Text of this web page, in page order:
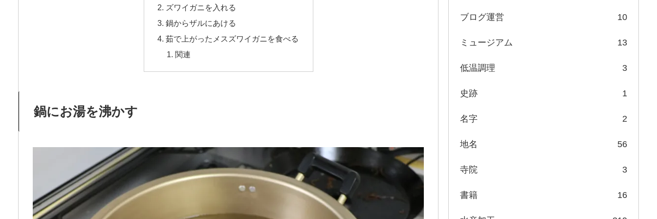
ズワイガニを入れる
鍋からザルにあける
茹で上がったメスズワイガニを食べる
関連
鍋にお湯を沸かす
ブログ運営 10
ミュージアム 13
低温調理 3
史跡 1
名字 2
地名 56
寺院 3
書籍 16